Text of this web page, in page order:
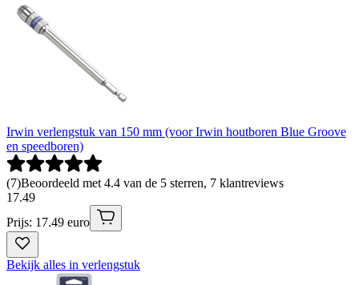
Irwin verlengstuk van 150 mm (voor Irwin houtboren Blue Groove
en speedboren)
(7)Beoordeeld met 4.4 van de 5 sterren, 7 klantreviews
17.49
Prijs: 17.49 euro
Bekijk alles in verlengstuk